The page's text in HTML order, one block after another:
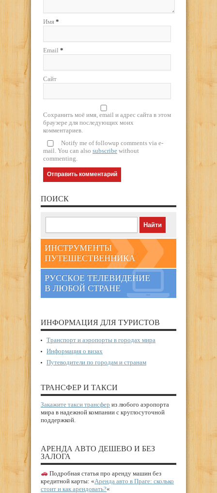
Имя *
Email *
Сайт
Сохранить моё имя, email и адрес сайта в этом
браузере для последующих моих
комментариев.
Notify me of followup comments via e-
mail. You can also subscribe without
commenting.
ПОИСК
ИНСТРУМЕНТЫ
ПУТЕШЕСТВЕННИКА
РУССКОЕ ТЕЛЕВИДЕНИЕ
В ЛЮБОЙ СТРАНЕ
ИНФОРМАЦИЯ ДЛЯ ТУРИСТОВ
Транспорт и аэропорты в городах мира
Информация о визах
Путеводители по городам и странам
ТРАНСФЕР И ТАКСИ
Закажите такси трансфер из любого аэропорта
мира в надежной компании с круглосуточной
поддержкой.
АРЕНДА АВТО ДЕШЕВО И БЕЗ
ЗАЛОГА
Подробная статья про аренду машин без
кредитной карты: «Аренда авто в Праге: сколько
стоит и как арендовать?«